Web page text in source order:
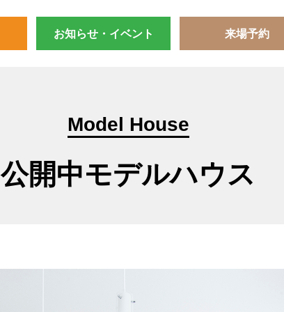
お知らせ・イベント 来場予約
Model House
公開中モデルハウス